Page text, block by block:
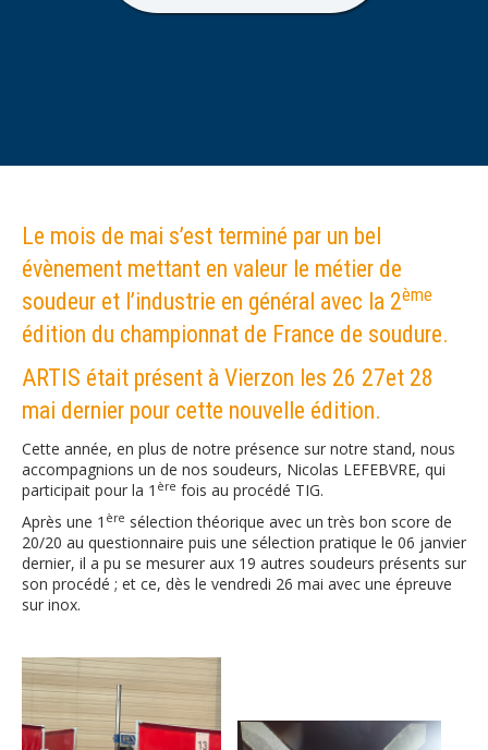
Le mois de mai s’est terminé par un bel
évènement mettant en valeur le métier de
soudeur et l’industrie en général avec la 2ème
édition du championnat de France de soudure.
ARTIS était présent à Vierzon les 26 27et 28
mai dernier pour cette nouvelle édition.
Cette année, en plus de notre présence sur notre stand, nous
accompagnions un de nos soudeurs, Nicolas LEFEBVRE, qui
participait pour la 1 ère fois au procédé TIG.
Après une 1 ère sélection théorique avec un très bon score de
20/20 au questionnaire puis une sélection pratique le 06 janvier
dernier, il a pu se mesurer aux 19 autres soudeurs présents sur
son procédé ; et ce, dès le vendredi 26 mai avec une épreuve
sur inox.